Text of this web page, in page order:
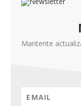
Mantente